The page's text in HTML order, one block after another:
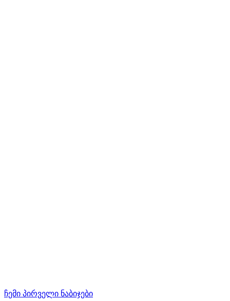
ჩემი პირველი ნაბიჯები